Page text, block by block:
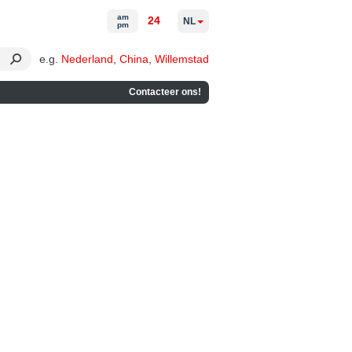
e.g. Nederland China Willemstad
Contacteer ons!
am
pm
24 NL